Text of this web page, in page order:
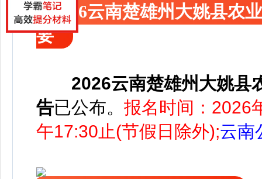
2026云南楚雄州大姚县农
要
2026云南楚雄州大姚县
告已公布。 报名时间：2026
午17:30止(节假日除外);云南